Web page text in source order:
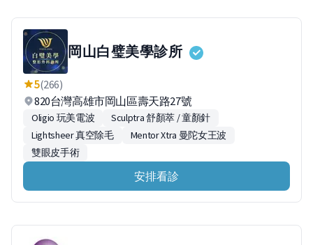
岡山白璧美學診所
5(266)
820台灣高雄市岡山區壽天路27號
Oligio 玩美電波
Sculptra 舒顏萃 / 童顏針
Lightsheer 真空除毛
Mentor Xtra 曼陀女王波
雙眼皮手術
安排看診